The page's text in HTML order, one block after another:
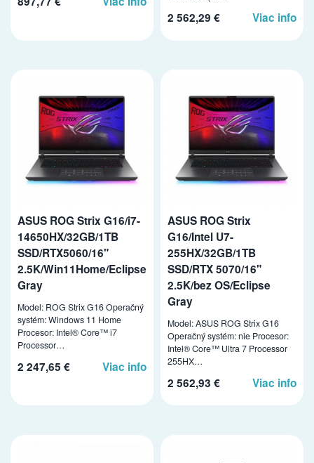
2 562,29 € Viac info
ASUS ROG Strix G16/i7-
14650HX/32GB/1TB
SSD/RTX5060/16"
2.5K/Win11Home/Eclipse
Gray
Model: ROG Strix G16 Operačný
systém: Windows 11 Home
Procesor: Intel® Core™ i7
Processor…
2 247,65 € Viac info
ASUS ROG Strix
G16/Intel U7-
255HX/32GB/1TB
SSD/RTX 5070/16"
2.5K/bez OS/Eclipse
Gray
Model: ASUS ROG Strix G16
Operačný systém: nie Procesor:
Intel® Core™ Ultra 7 Processor
255HX…
2 562,93 € Viac info